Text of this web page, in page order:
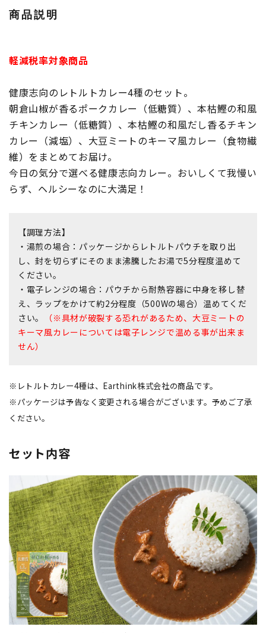
商品説明
軽減税率対象商品
健康志向のレトルトカレー4種のセット。
朝倉山椒が香るポークカレー（低糖質）、本枯鰹の和風
チキンカレー（低糖質）、本枯鰹の和風だし香るチキン
カレー（減塩）、大豆ミートのキーマ風カレー（食物繊
維）をまとめてお届け。
今日の気分で選べる健康志向カレー。おいしくて我慢い
らず、ヘルシーなのに大満足！
【調理方法】
・湯煎の場合：パッケージからレトルトパウチを取り出
し、封を切らずにそのまま沸騰したお湯で5分程度温めて
ください。
・電子レンジの場合：パウチから耐熱容器に中身を移し替
え、ラップをかけて約2分程度（500Wの場合）温めてくだ
さい。
（※具材が破裂する恐れがあるため、大豆ミートの
キーマ風カレーについては電子レンジで温める事が出来ま
せん）
※レトルトカレー4種は、Earthink株式会社の商品です。
※パッケージは予告なく変更される場合がございます。予めご了承
ください。
セット内容